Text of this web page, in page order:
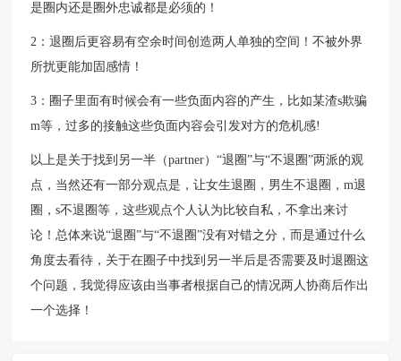
是圈内还是圈外忠诚都是必须的！
2：退圈后更容易有空余时间创造两人单独的空间！不被外界
所扰更能加固感情！
3：圈子里面有时候会有一些负面内容的产生，比如某渣s欺骗
m等，过多的接触这些负面内容会引发对方的危机感!
以上是关于找到另一半（partner）“退圈”与“不退圈”两派的观
点，当然还有一部分观点是，让女生退圈，男生不退圈，m退
圈，s不退圈等，这些观点个人认为比较自私，不拿出来讨
论！总体来说“退圈”与“不退圈”没有对错之分，而是通过什么
角度去看待，关于在圈子中找到另一半后是否需要及时退圈这
个问题，我觉得应该由当事者根据自己的情况两人协商后作出
一个选择！